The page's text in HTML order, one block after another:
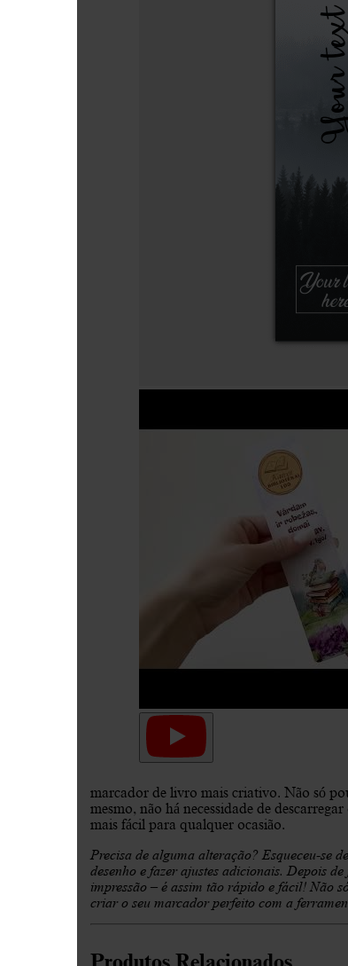
marcador de livro mais criativo. Não só
mesmo, não há necessidade de
mais fácil para qualquer ocasião.
Precisa de alguma alteração? Esqueceu-se
desenho e fazer ajustes adicionais. Depois
impressão – é assim tão rápido e fácil! Não
criar o seu marcador perfeito com a
Produtos Relacionados